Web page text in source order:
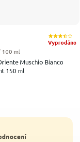
Muschio Bianco
150 ml
Vyprodáno
100 ml